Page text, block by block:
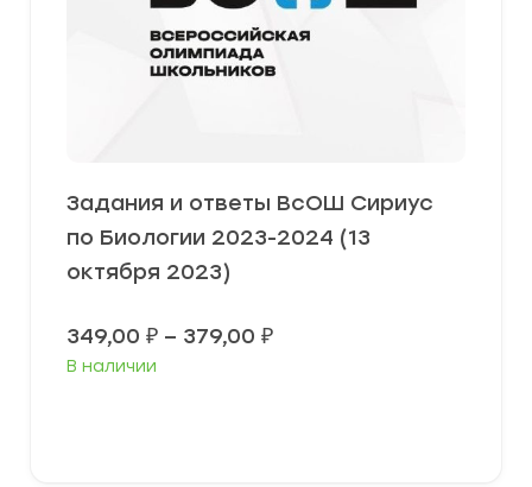
Задания и ответы ВсОШ Сириус
по Биологии 2023-2024 (13
октября 2023)
349,00 ₽ – 379,00 ₽Диапазон
В наличии